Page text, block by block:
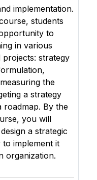
implementation.
students
to
in various
projects: strategy
the
a strategy
roadmap. By the
you will
a strategic
implement it
organization.